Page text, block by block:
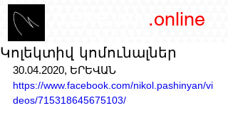
.online
Կոլեկտիվ կոմունալներ
30.04.2020, ԵՐԵՎԱՆ
https://www.facebook.com/nikol.pashinyan/vi
deos/715318645675103/